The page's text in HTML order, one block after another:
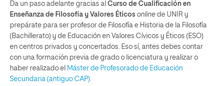
Da un paso adelante gracias al Curso de Cualificación en
Enseñanza de Filosofía y Valores Éticos online de UNIR y
prepárate para ser profesor de Filosofía e Historia de la Filosofía
(Bachillerato) y de Educación en Valores Cívicos y Éticos (ESO)
en centros privados y concertados. Eso sí, antes debes contar
con una formación previa de grado o licenciatura y realizar o
haber realizado el Máster de Profesorado de Educación
Secundaria (antiguo CAP).